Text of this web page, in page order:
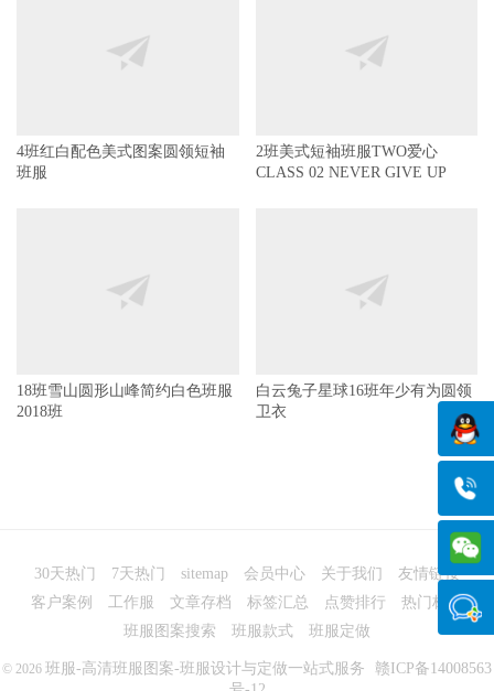
4班红白配色美式图案圆领短袖
2班美式短袖班服TWO爱心
2018班
卫衣